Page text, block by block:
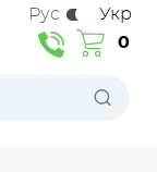
0
Рус Укр